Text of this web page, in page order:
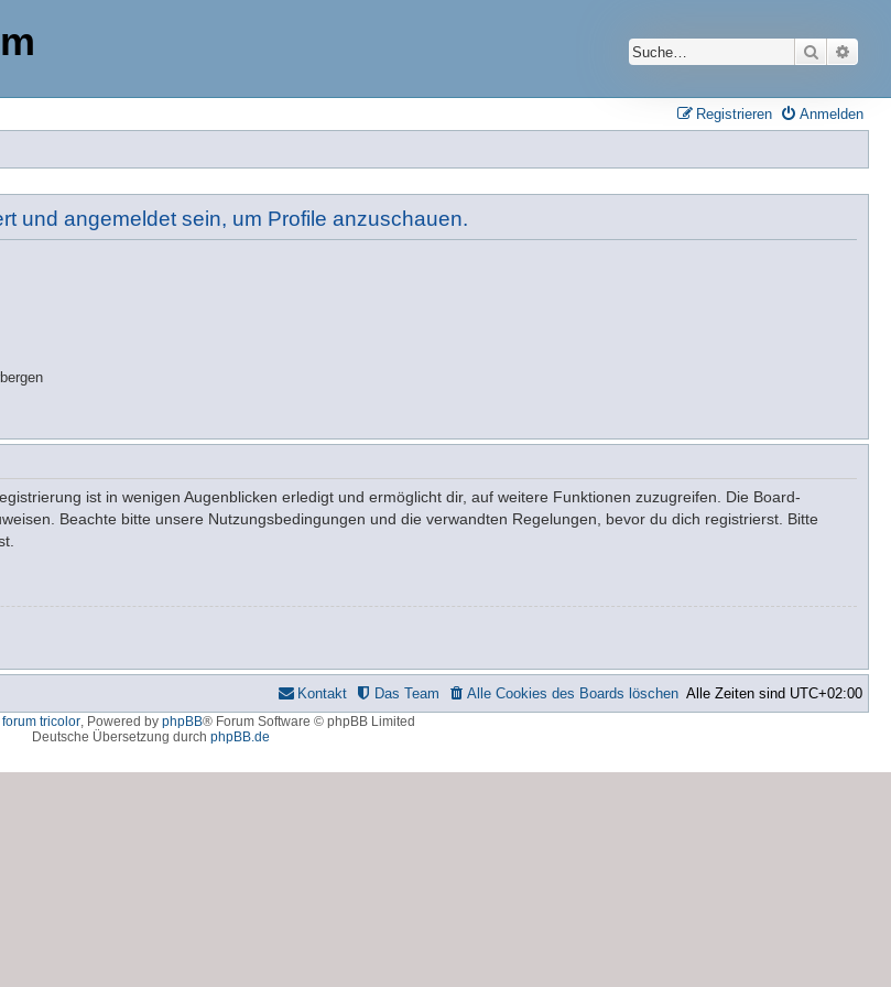
Suche
Anmelden
Registrieren
und angemeldet sein, um Profile anzuschauen.
ist in wenigen Augenblicken erledigt und ermöglicht dir, auf weitere Funktionen zuzugreifen. Die Board-
Beachte bitte unsere Nutzungsbedingungen und die verwandten Regelungen, bevor du dich registrierst. Bitte
Alle Zeiten sind UTC+02:00
Alle Cookies des Boards löschen
Das Team
Kontakt
forum tricolor, Powered by phpBB® Forum Software © phpBB Limited
Deutsche Übersetzung durch phpBB.de